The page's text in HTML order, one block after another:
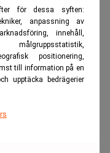
för dessa syften:
anpassning av
innehåll,
positionering,
till information på en
upptäcka bedrägerier
AR1 Gen1-
mot en smarttelefon